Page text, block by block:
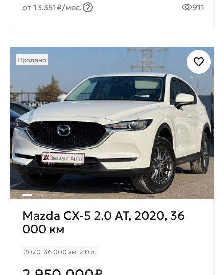
от 13.351₽/мес. 911
Продано
Mazda CX-5 2.0 AT, 2020, 36
000 км
2020 36 000 км 2.0 л.